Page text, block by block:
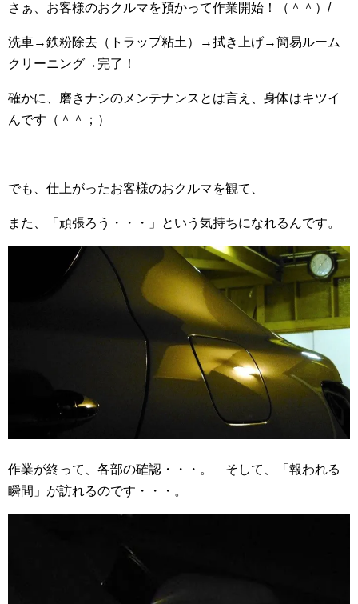
さぁ、お客様のおクルマを預かって作業開始！（＾＾）/
洗車→鉄粉除去（トラップ粘土）→拭き上げ→簡易ルーム
クリーニング→完了！
確かに、磨きナシのメンテナンスとは言え、身体はキツイ
んです（＾＾；）
でも、仕上がったお客様のおクルマを観て、
また、「頑張ろう・・・」という気持ちになれるんです。
作業が終って、各部の確認・・・。 そして、「報われる
瞬間」が訪れるのです・・・。